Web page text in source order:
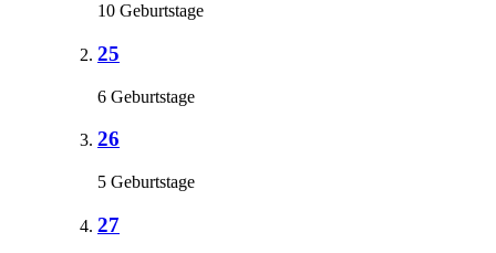
10 Geburtstage
25
6 Geburtstage
26
5 Geburtstage
27